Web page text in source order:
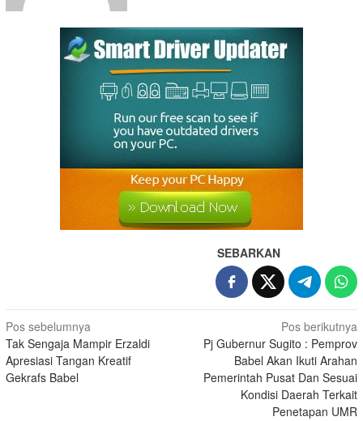
SEBARKAN
Pos sebelumnya
Tak Sengaja Mampir Erzaldi
Apresiasi Tangan Kreatif
Gekrafs Babel
Pos berikutnya
Pj Gubernur Sugito : Pemprov
Babel Akan Ikuti Arahan
Pemerintah Pusat Dan Sesuai
Kondisi Daerah Terkait
Penetapan UMR